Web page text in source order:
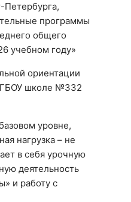
Петербурга,
программы
общего
учебном году»
ориентации
ГБОУ школе №332
уровне,
нагрузка – не
в себя урочную
деятельность
и работу с